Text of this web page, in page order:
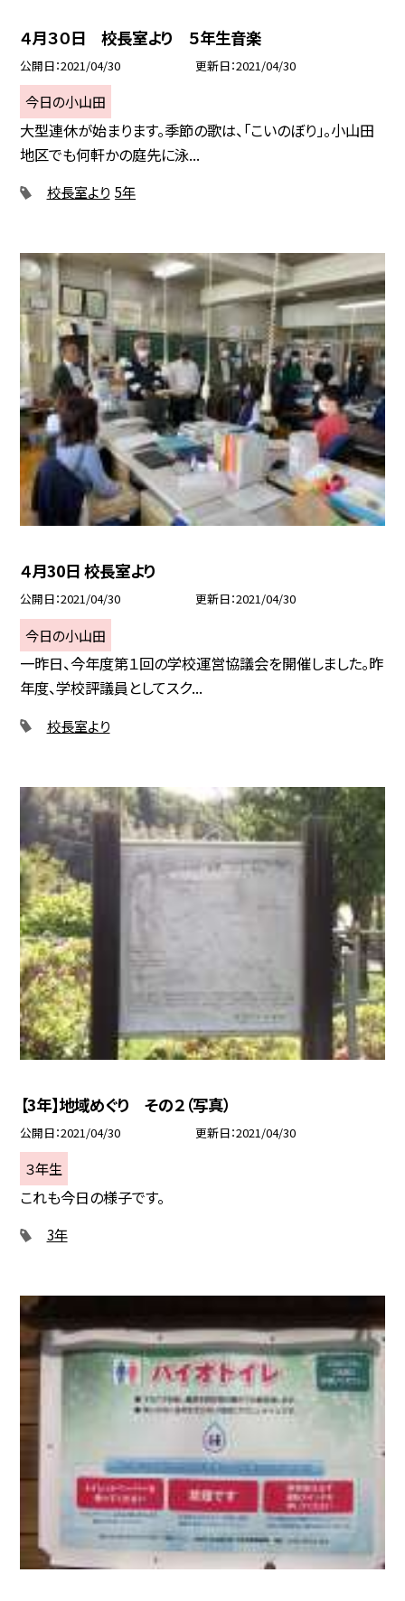
４月３０日 校長室より ５年生音楽
公開日 2021/04/30 更新日 2021/04/30
今日の小山田
大型連休が始まります。季節の歌は、「こいのぼり」。小山田
地区でも何軒かの庭先に泳...
校長室より 5年
４月30日 校長室より
公開日 2021/04/30 更新日 2021/04/30
今日の小山田
一昨日、今年度第１回の学校運営協議会を開催しました。昨
年度、学校評議員としてスク...
校長室より
【3年】地域めぐり その２（写真）
公開日 2021/04/30 更新日 2021/04/30
３年生
これも今日の様子です。
3年